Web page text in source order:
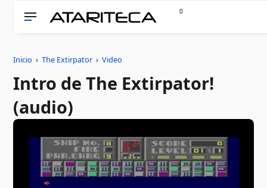
0
Inicio ›The Extirpator ›Video
Intro de The Extirpator!
(audio)